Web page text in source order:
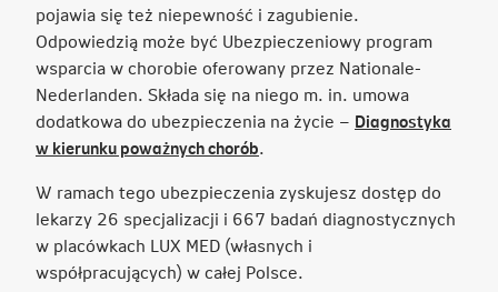
pojawia się też niepewność i zagubienie.
Odpowiedzią może być Ubezpieczeniowy program
wsparcia w chorobie oferowany przez Nationale-
Nederlanden. Składa się na niego m. in. umowa
dodatkowa do ubezpieczenia na życie – Diagnostyka
w kierunku poważnych chorób
się
w
nowej
karcie
.
W ramach tego ubezpieczenia zyskujesz dostęp do
lekarzy 26 specjalizacji i 667 badań diagnostycznych
w placówkach LUX MED (własnych i
współpracujących) w całej Polsce.